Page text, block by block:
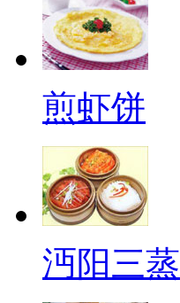
煎虾饼
沔阳三蒸